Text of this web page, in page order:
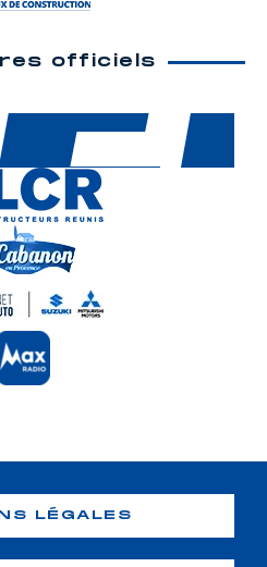
officiels
LÉGALES